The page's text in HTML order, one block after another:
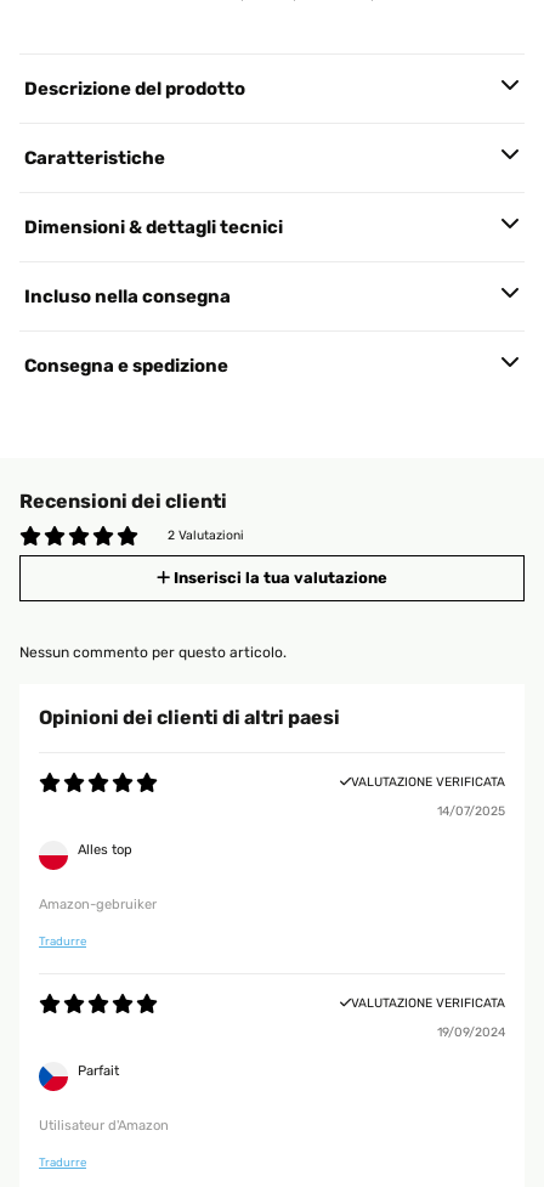
Descrizione del prodotto
Caratteristiche
Dimensioni & dettagli tecnici
Incluso nella consegna
Consegna e spedizione
Recensioni dei clienti
2 Valutazioni
Inserisci la tua valutazione
Nessun commento per questo articolo.
Opinioni dei clienti di altri paesi
VALUTAZIONE VERIFICATA
14/07/2025
Alles top
Amazon-gebruiker
Tradurre
VALUTAZIONE VERIFICATA
19/09/2024
Parfait
Utilisateur d'Amazon
Tradurre